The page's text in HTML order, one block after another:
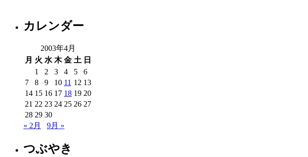
カレンダー
2003年4月
月 火 水 木 金 土 日
1
2 3 4 5
6
7
8 9 10 11 12 13
14 15 16 17 18 19 20
21 22 23 24 25 26 27
28 29 30
« 2月
9月 »
つぶやき